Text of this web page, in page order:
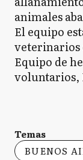
animales
El equipo
veterinarios
Equipo de
voluntarios,
Temas
BUENOS